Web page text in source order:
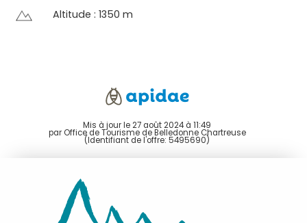
Altitude : 1350 m
Mis à jour le 27 août 2024 à 11:49
par Office de Tourisme de Belledonne Chartreuse
(Identifiant de l'offre: 5495690)